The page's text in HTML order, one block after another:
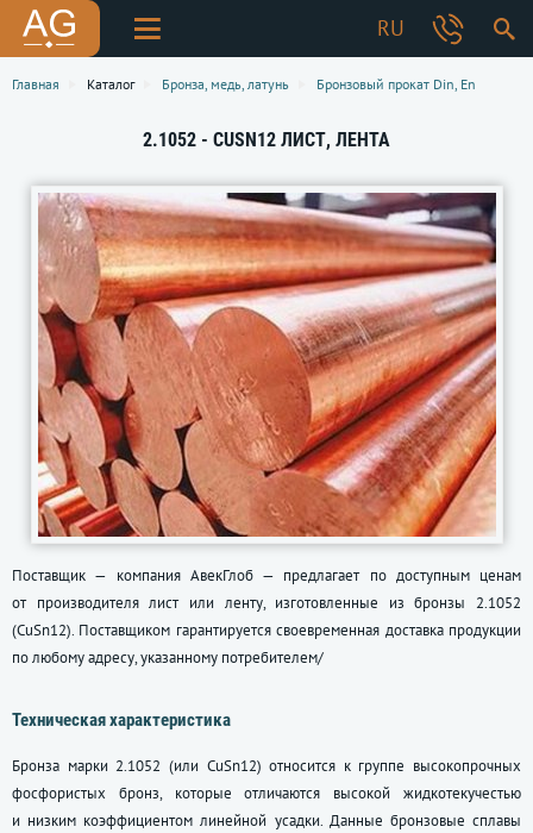
RU
Главная Каталог Бронза, медь, латунь Бронзовый прокат Din, En
2.1052 - CUSN12 ЛИСТ, ЛЕНТА
Поставщик — компания АвекГлоб — предлагает по доступным ценам
от производителя лист или ленту, изготовленные из бронзы 2.1052
(CuSn12). Поставщиком гарантируется своевременная доставка продукции
по любому адресу, указанному потребителем/
Техническая характеристика
Бронза марки 2.1052 (или CuSn12) относится к группе высокопрочных
фосфористых бронз, которые отличаются высокой жидкотекучестью
и низким коэффициентом линейной усадки. Данные бронзовые сплавы